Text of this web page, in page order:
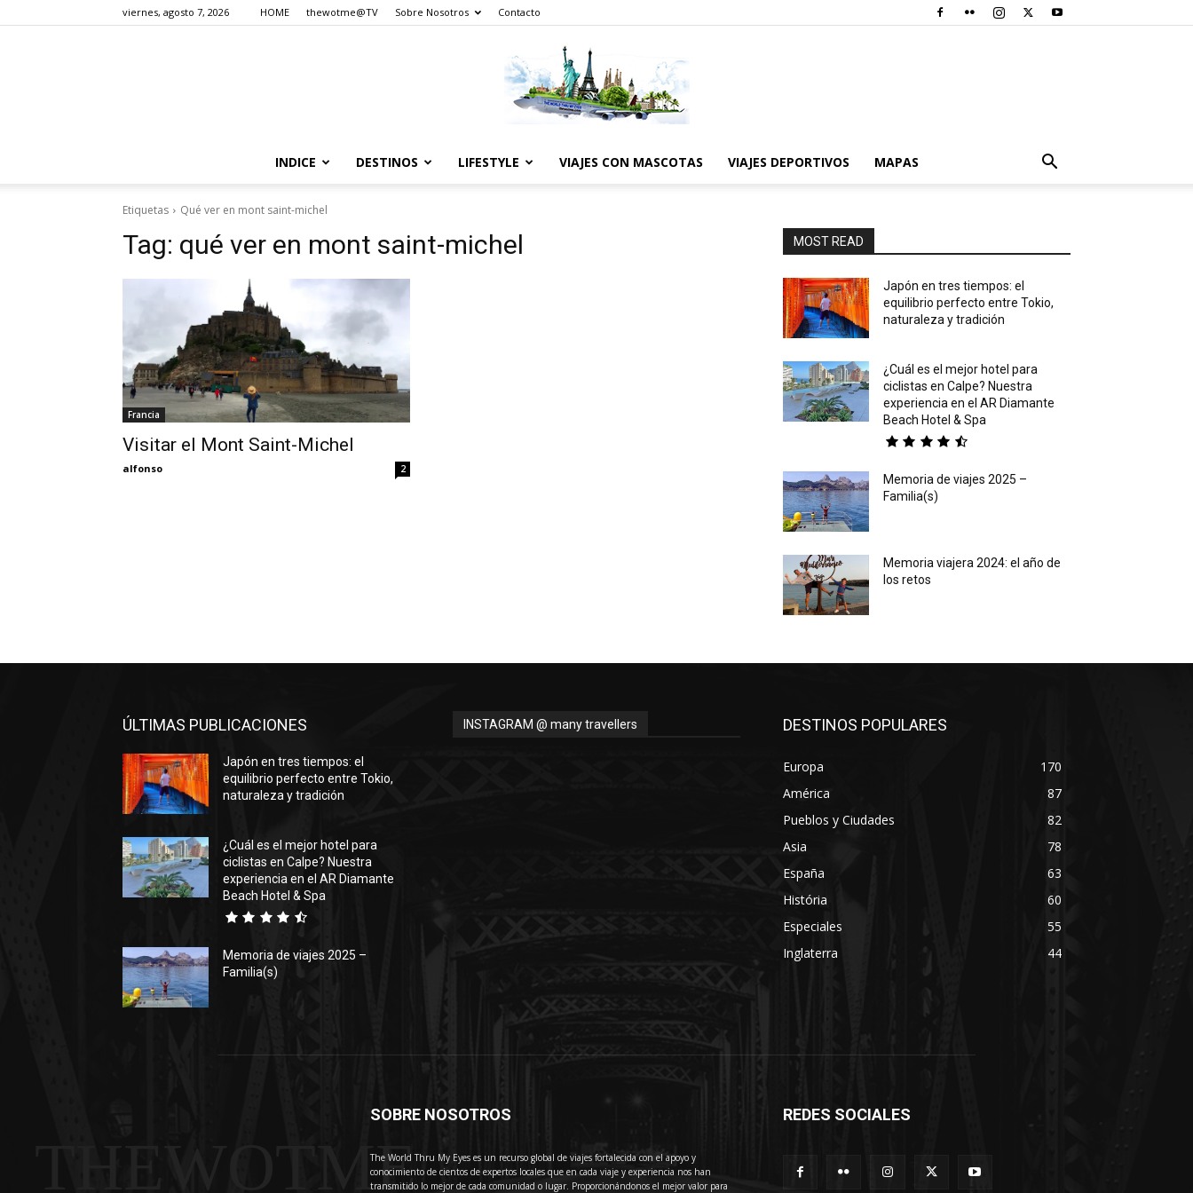
viernes, agosto 7, 2026 HOME thewotme@TV Sobre Nosotros Contacto
INDICE DESTINOS LIFESTYLE VIAJES CON MASCOTAS VIAJES DEPORTIVOS MAPAS
Etiquetas Qué ver en mont saint-michel
Tag: qué ver en mont saint-michel
Francia
Visitar el Mont Saint-Michel
alfonso 2
MOST READ
Japón en tres tiempos: el
equilibrio perfecto entre Tokio,
naturaleza y tradición
¿Cuál es el mejor hotel para
ciclistas en Calpe? Nuestra
experiencia en el AR Diamante
Beach Hotel & Spa
Memoria de viajes 2025 –
Familia(s)
Memoria viajera 2024: el año de
los retos
ÚLTIMAS PUBLICACIONES
Japón en tres tiempos: el
equilibrio perfecto entre Tokio,
naturaleza y tradición
¿Cuál es el mejor hotel para
ciclistas en Calpe? Nuestra
experiencia en el AR Diamante
Beach Hotel & Spa
Memoria de viajes 2025 –
Familia(s)
INSTAGRAM @ many travellers DESTINOS POPULARES
Europa
170
América
87
Pueblos y Ciudades
82
Asia
78
España
63
História
60
Especiales
55
Inglaterra
44
THEWOTME
SOBRE NOSOTROS
The World Thru My Eyes es un recurso global de viajes fortalecida con el apoyo y
conocimiento de cientos de expertos locales que en cada viaje y experiencia nos han
transmitido lo mejor de cada comunidad o lugar. Proporcionándonos el mejor valor para
REDES SOCIALES